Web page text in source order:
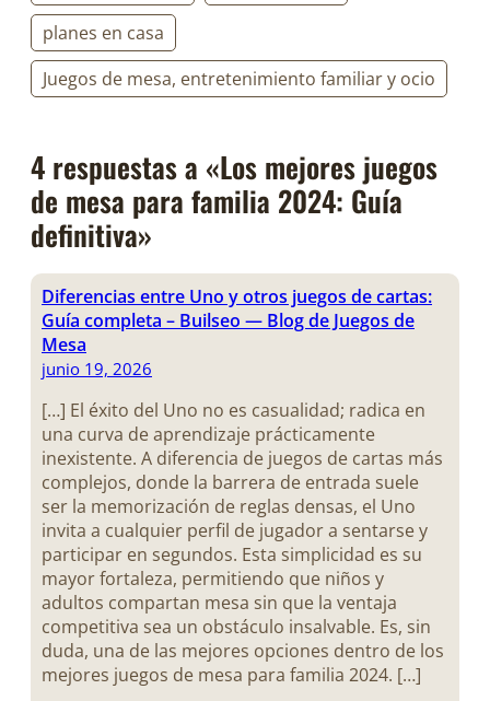
planes en casa
Juegos de mesa, entretenimiento familiar y ocio
4 respuestas a «Los mejores juegos
de mesa para familia 2024: Guía
definitiva»
Diferencias entre Uno y otros juegos de cartas:
Guía completa – Builseo — Blog de Juegos de
Mesa
junio 19, 2026
[…] El éxito del Uno no es casualidad; radica en
una curva de aprendizaje prácticamente
inexistente. A diferencia de juegos de cartas más
complejos, donde la barrera de entrada suele
ser la memorización de reglas densas, el Uno
invita a cualquier perfil de jugador a sentarse y
participar en segundos. Esta simplicidad es su
mayor fortaleza, permitiendo que niños y
adultos compartan mesa sin que la ventaja
competitiva sea un obstáculo insalvable. Es, sin
duda, una de las mejores opciones dentro de los
mejores juegos de mesa para familia 2024. […]